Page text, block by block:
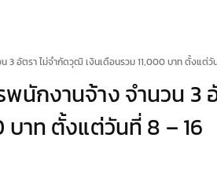
3 อัตรา ไม่จำกัดวุฒิ เงินเดือนรวม 11,000 บาท ตั้งแต่วั
นักงานจ้าง จำนวน 3
าท ตั้งแต่วันที่ 8 – 16